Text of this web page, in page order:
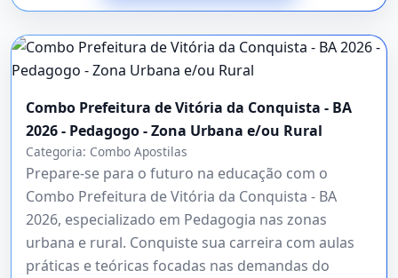
Combo Prefeitura de Vitória da Conquista - BA
2026 - Pedagogo - Zona Urbana e/ou Rural
Categoria: Combo Apostilas
Prepare-se para o futuro na educação com o
Combo Prefeitura de Vitória da Conquista - BA
2026, especializado em Pedagogia nas zonas
urbana e rural. Conquiste sua carreira com aulas
práticas e teóricas focadas nas demandas do